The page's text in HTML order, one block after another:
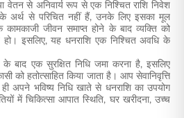
वेतन से अनिवार्य रूप से एक निश्चित राशि निवेश
के अर्थ से परिचित नहीं हैं, उनके लिए इसका मूल
कामकाजी जीवन समाप्त होने के बाद व्यक्ति को
हो। इसलिए, यह धनराशि एक निश्चित अवधि के
के बाद एक सुरक्षित निधि जमा करना है, इसलिए
को हतोत्साहित किया जाता है। आप सेवानिवृत्ति
अपने भविष्य निधि खाते से धनराशि का उपयोग
में चिकित्सा आपात स्थिति, घर खरीदना, उच्च